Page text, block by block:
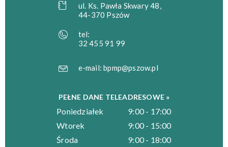
ul. Ks. Pawła Skwary 48,
44-370 Pszów
tel:
32 455 91 99
e-mail:bpmp@pszow.pl
PEŁNE DANE TELEADRESOWE »
Poniedziałek
9:00 - 17:00
Wtorek
9:00 - 15:00
Środa
9:00 - 18:00